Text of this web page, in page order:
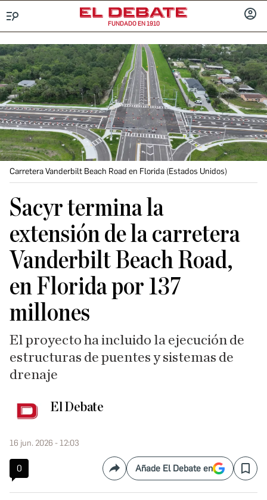
FUNDADO EN 1910
Carretera Vanderbilt Beach Road en Florida (Estados Unidos)
Sacyr termina la
extensión de la carretera
Vanderbilt Beach Road,
en Florida por 137
millones
El proyecto ha incluido la ejecución de
estructuras de puentes y sistemas de
drenaje
El Debate
16 jun. 2026 - 12:03
0 CompartirAñade El Debate en Save